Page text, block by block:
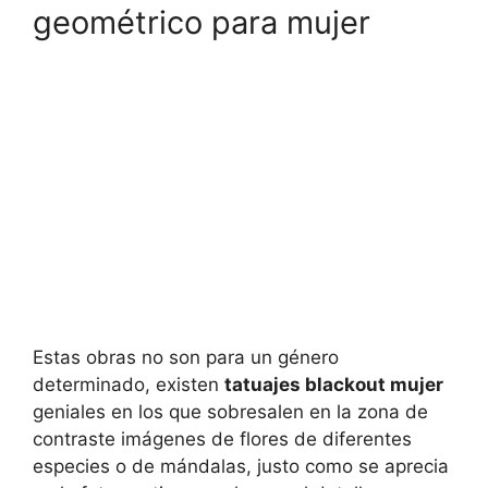
geométrico para mujer
Estas obras no son para un género
determinado, existen tatuajes blackout mujer
geniales en los que sobresalen en la zona de
contraste imágenes de flores de diferentes
especies o de mándalas, justo como se aprecia